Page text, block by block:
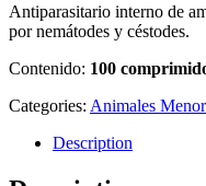
Antiparasitario interno de
por nemátodes y céstodes.
Contenido: 100
Categories: Animales
Description